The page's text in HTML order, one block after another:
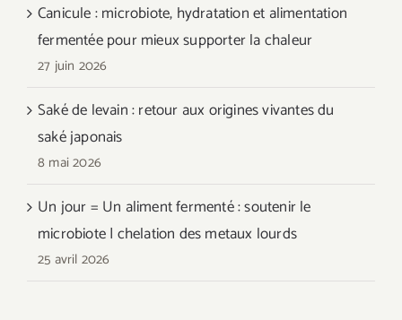
Canicule : microbiote, hydratation et alimentation
fermentée pour mieux supporter la chaleur
27 juin 2026
Saké de levain : retour aux origines vivantes du
saké japonais
8 mai 2026
Un jour = Un aliment fermenté : soutenir le
microbiote | chelation des metaux lourds
25 avril 2026